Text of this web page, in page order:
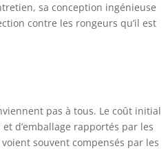
sa conception ingénieuse
contre les rongeurs qu’il est
pas à tous. Le coût initial
d’emballage rapportés par les
souvent compensés par les